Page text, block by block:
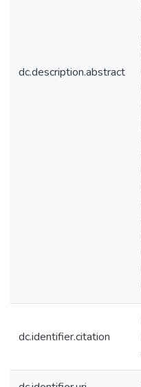
dc.description.abstract
dc.identifier.citation